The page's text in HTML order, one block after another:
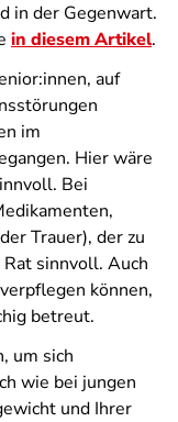
in der Gegenwart.
in diesem Artikel.
auf
im
Hier wäre
Bei
Trauer), der zu
sinnvoll. Auch
können,
betreut.
um sich
wie bei jungen
und Ihrer